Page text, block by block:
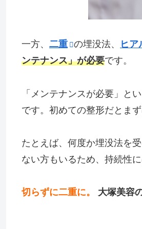
一方、 二重 の埋没法、 ヒア
ンテナンス」が必要です。
「メンテナンスが必要」と
です。初めての整形だとま
たとえば、何度か埋没法を
ない方もいるため、持続性
切らずに二重に。 大塚美容